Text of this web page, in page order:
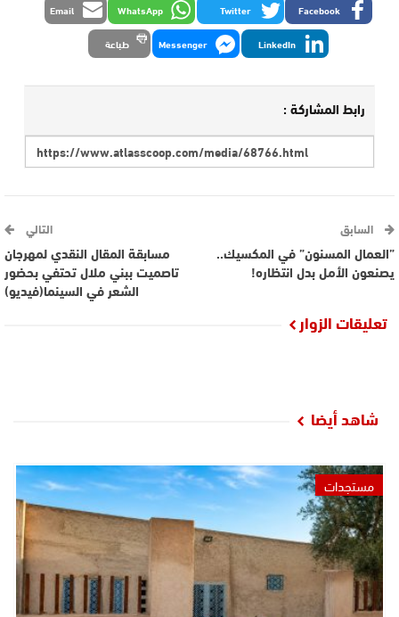
Facebook
Twitter
WhatsApp
Email
LinkedIn
Messenger طباعة
رابط المشاركة :
السابق
”العمال المسنون” في المكسيك..
يصنعون الأمل بدل انتظاره!
التالي
مسابقة المقال النقدي لمهرجان
تاصميت ببني ملال تحتفي بحضور
الشعر في السينما(فيديو)
تعليقات الزوار
شاهد أيضا
مستجدات